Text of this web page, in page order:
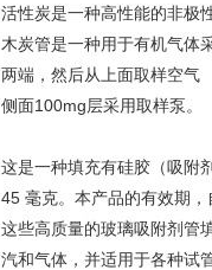
活性炭是一种高性能的非极
木炭管是一种用于有机气体
两端，然后从上面取样空气
侧面100mg层采用取样泵。
这是一种填充有硅胶（吸附
45 毫克。本产品的有效期，
这些高质量的玻璃吸附剂管
汽和气体，并适用于各种试